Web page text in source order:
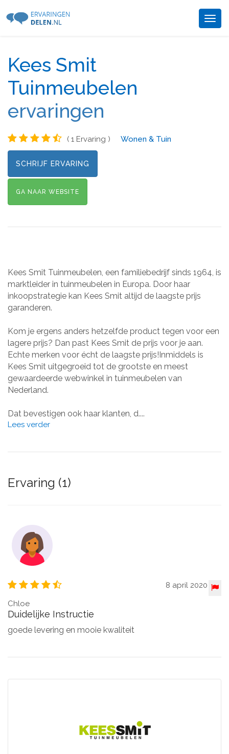
Kees Smit
Tuinmeubelen
ervaringen
( 1 Ervaring ) Wonen & Tuin
SCHRIJF ERVARING
GA NAAR WEBSITE
Kees Smit Tuinmeubelen, een familiebedrijf sinds 1964, is
marktleider in tuinmeubelen in Europa. Door haar
inkoopstrategie kan Kees Smit altijd de laagste prijs
garanderen.
Kom je ergens anders hetzelfde product tegen voor een
lagere prijs? Dan past Kees Smit de prijs voor je aan.
Echte merken voor écht de laagste prijs!Inmiddels is
Kees Smit uitgegroeid tot de grootste en meest
gewaardeerde webwinkel in tuinmeubelen van
Nederland.
Dat bevestigen ook haar klanten, d....
Lees verder
Ervaring (1)
8 april 2020
Chloe
Duidelijke Instructie
goede levering en mooie kwaliteit